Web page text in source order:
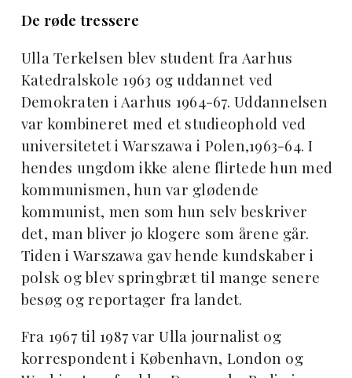
De røde tressere
Ulla Terkelsen blev student fra Aarhus
Katedralskole 1963 og uddannet ved
Demokraten i Aarhus 1964-67. Uddannelsen
var kombineret med et studieophold ved
universitetet i Warszawa i Polen,1963-64. I
hendes ungdom ikke alene flirtede hun med
kommunismen, hun var glødende
kommunist, men som hun selv beskriver
det, man bliver jo klogere som årene går.
Tiden i Warszawa gav hende kundskaber i
polsk og blev springbræt til mange senere
besøg og reportager fra landet.
Fra 1967 til 1987 var Ulla journalist og
korrespondent i København, London og